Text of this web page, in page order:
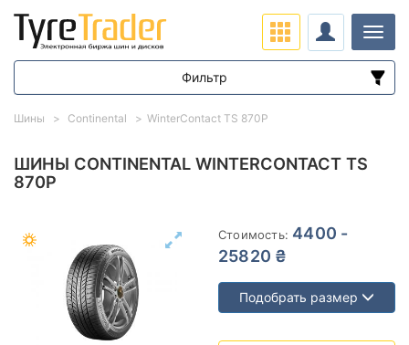
ШИНЫ CONTINENTAL WINTERCONTACT TS
870P
Стоимость: 4400 -
25820 ₴
Подобрать размер
Шины Continental WinterContact TS 870P
Фильтр
Диапазон цен